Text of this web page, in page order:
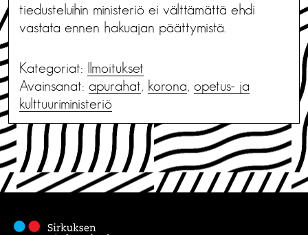
tiedusteluihin ministeriö ei välttämättä ehdi
vastata ennen hakuajan päättymistä.
Kategoriat:
Ilmoitukset
Avainsanat: apurahat, korona, opetus- ja
kulttuuriministeriö